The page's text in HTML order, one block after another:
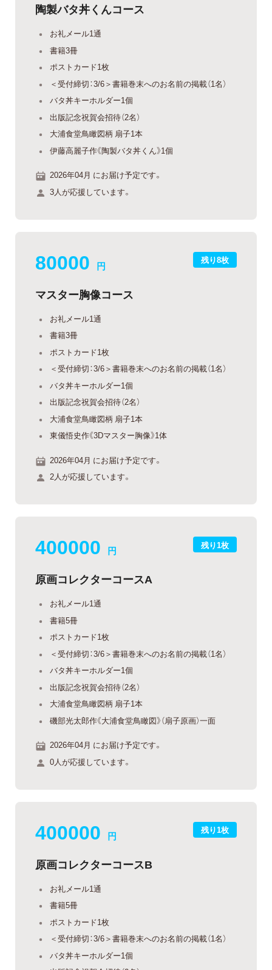
陶製バタ丼くんコース
お礼メール1通
書籍3冊
ポストカード1枚
＜受付締切：3/6＞書籍巻末へのお名前の掲載（1名）
バタ丼キーホルダー1個
出版記念祝賀会招待（2名）
大浦食堂鳥瞰図柄 扇子1本
伊藤高麗子作《陶製バタ丼くん》1個
2026年04月 にお届け予定です。
3人が応援しています。
残り8枚
80000 円
マスター胸像コース
お礼メール1通
書籍3冊
ポストカード1枚
＜受付締切：3/6＞書籍巻末へのお名前の掲載（1名）
バタ丼キーホルダー1個
出版記念祝賀会招待（2名）
大浦食堂鳥瞰図柄 扇子1本
東儀悟史作《3Dマスター胸像》1体
2026年04月 にお届け予定です。
2人が応援しています。
残り1枚
400000 円
原画コレクターコースA
お礼メール1通
書籍5冊
ポストカード1枚
＜受付締切：3/6＞書籍巻末へのお名前の掲載（1名）
バタ丼キーホルダー1個
出版記念祝賀会招待（2名）
大浦食堂鳥瞰図柄 扇子1本
磯部光太郎作《大浦食堂鳥瞰図》（扇子原画）一面
2026年04月 にお届け予定です。
0人が応援しています。
残り1枚
400000 円
原画コレクターコースB
お礼メール1通
書籍5冊
ポストカード1枚
＜受付締切：3/6＞書籍巻末へのお名前の掲載（1名）
バタ丼キーホルダー1個